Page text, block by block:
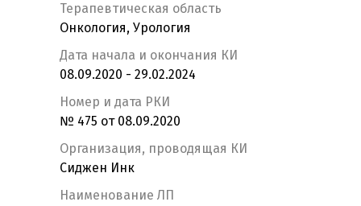
Терапевтическая область
Онкология, Урология
Дата начала и окончания КИ
08.09.2020 - 29.02.2024
Номер и дата РКИ
№ 475 от 08.09.2020
Организация, проводящая КИ
Сиджен Инк
Наименование ЛП